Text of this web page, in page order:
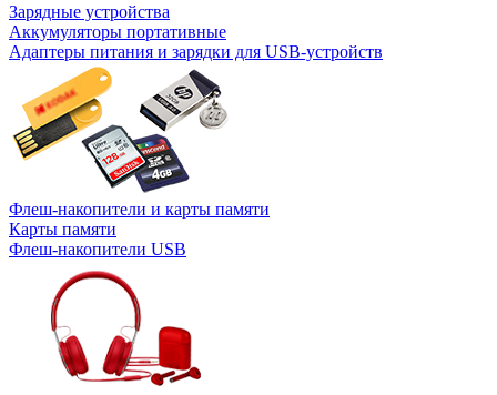
Зарядные устройства
Аккумуляторы портативные
Адаптеры питания и зарядки для USB-устройств
Флеш-накопители и карты памяти
Карты памяти
Флеш-накопители USB